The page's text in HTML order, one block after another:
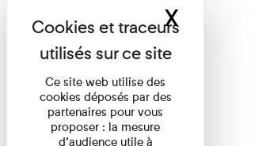
Ce site web utilise des
cookies déposés par des
partenaires pour vous
proposer : la mesure
d’audience utile à
XMasquer